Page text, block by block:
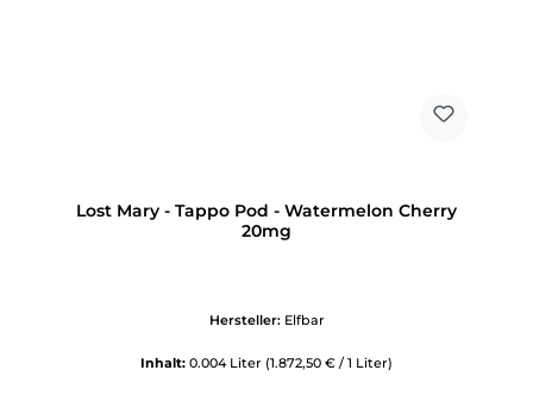
Lost Mary - Tappo Pod - Watermelon Cherry
20mg
Hersteller: Elfbar
Inhalt: 0.004 Liter (1.872,50 € / 1 Liter)